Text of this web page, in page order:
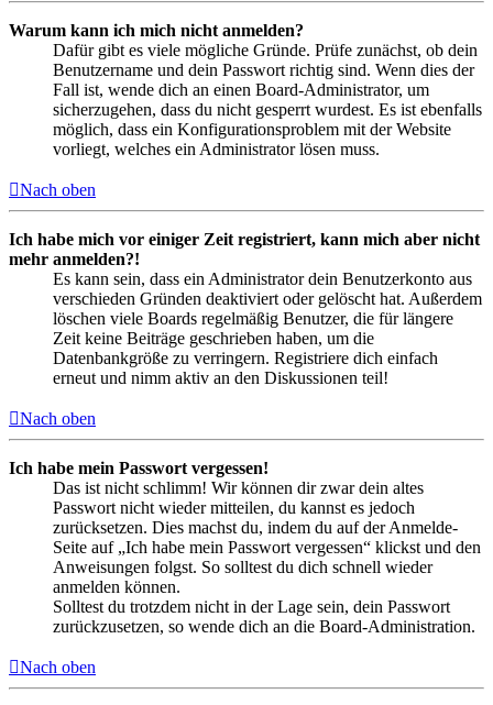
Warum kann ich mich nicht anmelden?
Dafür gibt es viele mögliche Gründe. Prüfe zunächst, ob dein
Benutzername und dein Passwort richtig sind. Wenn dies der
Fall ist, wende dich an einen Board-Administrator, um
sicherzugehen, dass du nicht gesperrt wurdest. Es ist ebenfalls
möglich, dass ein Konfigurationsproblem mit der Website
vorliegt, welches ein Administrator lösen muss.
Nach oben
Ich habe mich vor einiger Zeit registriert, kann mich aber nicht
mehr anmelden?!
Es kann sein, dass ein Administrator dein Benutzerkonto aus
verschieden Gründen deaktiviert oder gelöscht hat. Außerdem
löschen viele Boards regelmäßig Benutzer, die für längere
Zeit keine Beiträge geschrieben haben, um die
Datenbankgröße zu verringern. Registriere dich einfach
erneut und nimm aktiv an den Diskussionen teil!
Nach oben
Ich habe mein Passwort vergessen!
Das ist nicht schlimm! Wir können dir zwar dein altes
Passwort nicht wieder mitteilen, du kannst es jedoch
zurücksetzen. Dies machst du, indem du auf der Anmelde-
Seite auf „Ich habe mein Passwort vergessen“ klickst und den
Anweisungen folgst. So solltest du dich schnell wieder
anmelden können.
Solltest du trotzdem nicht in der Lage sein, dein Passwort
zurückzusetzen, so wende dich an die Board-Administration.
Nach oben